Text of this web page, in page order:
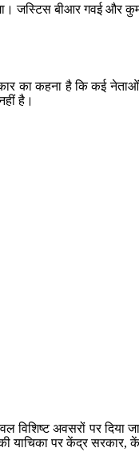
जस्टिस बीआर गवई और
कहना है कि कई
है।
विशिष्ट अवसरों पर
याचिका पर केंद्र सरकार,